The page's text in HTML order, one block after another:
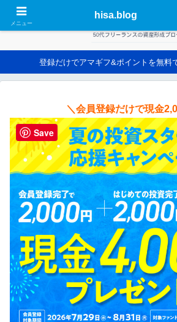
登録だけでアマギフ&ポイントを無料
＼会員登録だけで現金
メニュー
hisa.blog
Save